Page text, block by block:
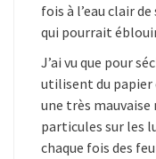
fois à l’eau clair
qui pourrait
J’ai vu que pour
utilisent du papier
une très mauvaise
particules sur les
chaque fois des